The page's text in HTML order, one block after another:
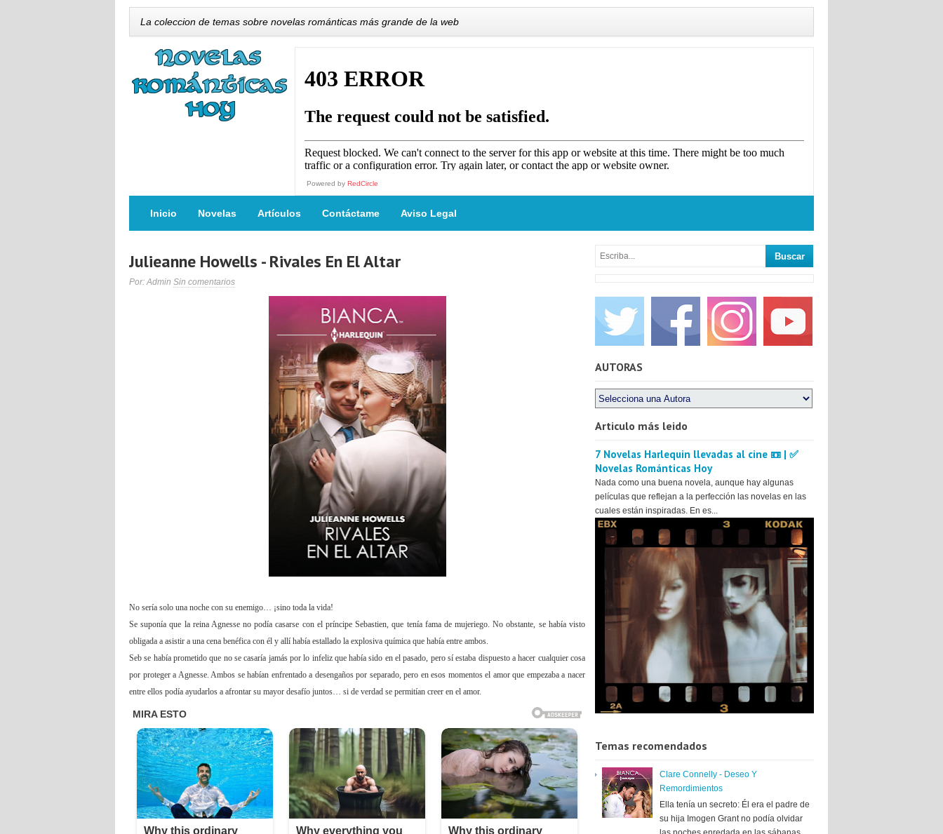
La coleccion de temas sobre novelas románticas más grande de la web
Powered by RedCircle
Inicio Novelas Artículos Contáctame Aviso Legal
Julieanne Howells - Rivales En El Altar
Por: Admin Sin comentarios
No sería solo una noche con su enemigo… ¡sino toda la vida!
Se suponía que la reina Agnesse no podía casarse con el príncipe Sebastien, que tenía fama de mujeriego. No obstante, se había visto
obligada a asistir a una cena benéfica con él y allí había estallado la explosiva química que había entre ambos.
Seb se había prometido que no se casaría jamás por lo infeliz que había sido en el pasado, pero sí estaba dispuesto a hacer cualquier cosa
por proteger a Agnesse. Ambos se habían enfrentado a desengaños por separado, pero en esos momentos el amor que empezaba a nacer
entre ellos podía ayudarlos a afrontar su mayor desafío juntos… si de verdad se permitían creer en el amor.
AUTORAS
Articulo más leido
7 Novelas Harlequin llevadas al cine 📼 | ✅
Novelas Románticas Hoy
Nada como una buena novela, aunque hay algunas
películas que reflejan a la perfección las novelas en las
cuales están inspiradas. En es...
Temas recomendados
Clare Connelly - Deseo Y
Remordimientos
Ella tenía un secreto: Él era el padre de
su hija Imogen Grant no podía olvidar